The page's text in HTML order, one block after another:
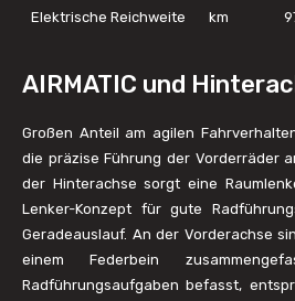
Elektrische Reichweite km
AIRMATIC und
Großen Anteil am agilen
die präzise Führung der Vorderräder
der Hinterachse sorgt eine
Lenker-Konzept für gute
Geradeauslauf. An der Vorderachse
einem Federbein
Radführungsaufgaben befasst,